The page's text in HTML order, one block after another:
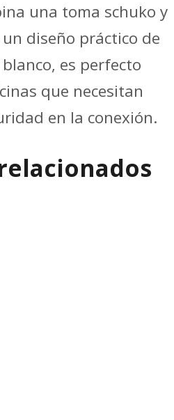
una toma schuko y
diseño práctico de
es perfecto
que necesitan
en la conexión.